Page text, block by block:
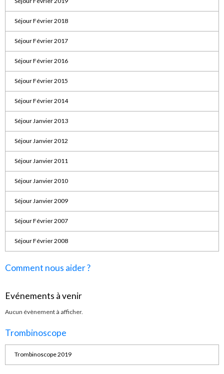
Séjour Février 2018
Séjour Février 2017
Séjour Février 2016
Séjour Février 2015
Séjour Février 2014
Séjour Janvier 2013
Séjour Janvier 2012
Séjour Janvier 2011
Séjour Janvier 2010
Séjour Janvier 2009
Séjour Février 2007
Séjour Février 2008
Comment nous aider ?
Evénements à venir
Aucun évènement à afficher.
Trombinoscope
Trombinoscope 2019